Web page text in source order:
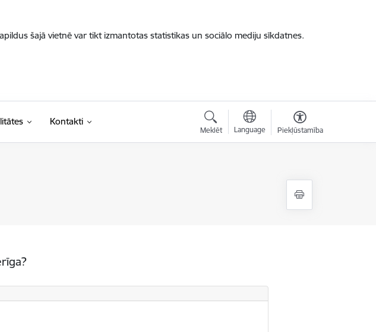
šajā vietnē var tikt izmantotas statistikas un sociālo mediju sīkdatnes.
Kontakti
Meklēt Language Piekļūstamība